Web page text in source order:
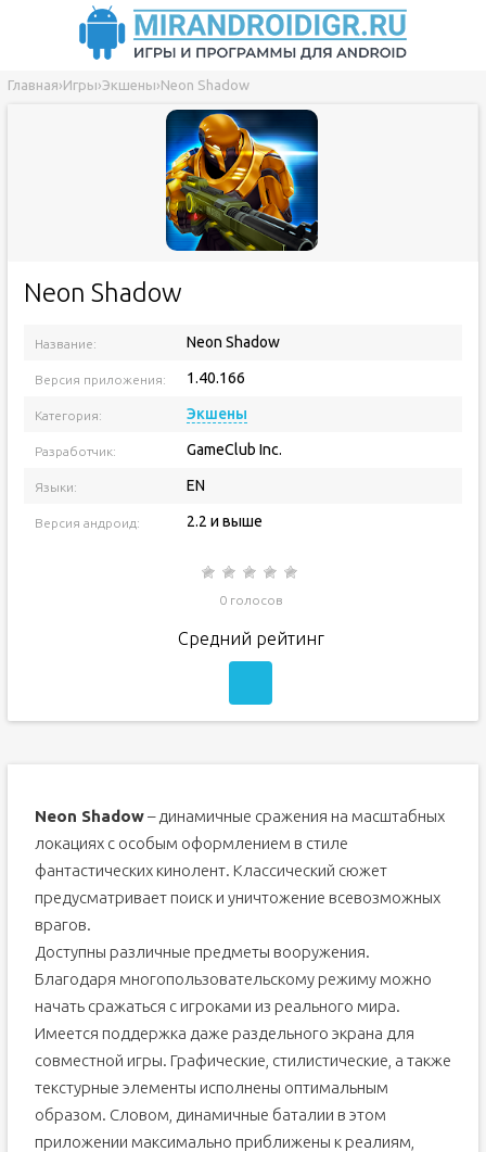
Главная›Игры›Экшены›Neon Shadow
Neon Shadow
Название: Neon Shadow
Версия приложения: 1.40.166
Категория: Экшены
Разработчик: GameClub Inc.
Языки: EN
Версия андроид: 2.2 и выше
0 голосов
Средний рейтинг
Neon Shadow– динамичные сражения на масштабных
локациях с особым оформлением в стиле
фантастических кинолент. Классический сюжет
предусматривает поиск и уничтожение всевозможных
врагов.
Доступны различные предметы вооружения.
Благодаря многопользовательскому режиму можно
начать сражаться с игроками из реального мира.
Имеется поддержка даже раздельного экрана для
совместной игры. Графические, стилистические, а также
текстурные элементы исполнены оптимальным
образом. Словом, динамичные баталии в этом
приложении максимально приближены к реалиям,